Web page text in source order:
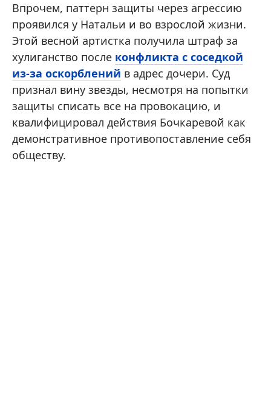
Впрочем, паттерн защиты через агрессию
проявился у Натальи и во взрослой жизни.
Этой весной артистка получила штраф за
хулиганство после конфликта с соседкой
из-за оскорблений в адрес дочери. Суд
признал вину звезды, несмотря на попытки
защиты списать все на провокацию, и
квалифицировал действия Бочкаревой как
демонстративное противопоставление себя
обществу.